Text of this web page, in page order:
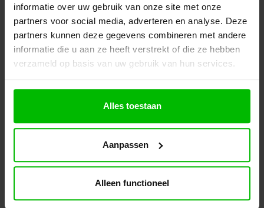
informatie over uw gebruik van onze site met onze
partners voor social media, adverteren en analyse. Deze
partners kunnen deze gegevens combineren met andere
informatie die u aan ze heeft verstrekt of die ze hebben
verzameld op basis van uw gebruik van hun services.
Alles toestaan
Aanpassen
Alleen functioneel
Toevoegen aan uw offerte